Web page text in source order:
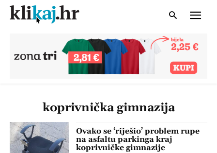
koprivnička gimnazija
Ovako se ‘riješio’ problem rupe
na asfaltu parkinga kraj
koprivničke gimnazije